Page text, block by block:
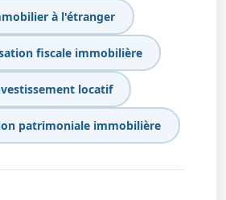
à l'étranger
fiscale immobilière
locatif
patrimoniale immobilière